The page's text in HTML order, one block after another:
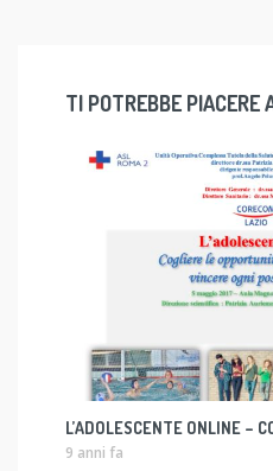
TI POTREBBE PIACERE
L’ADOLESCENTE ONLINE –
9 anni fa